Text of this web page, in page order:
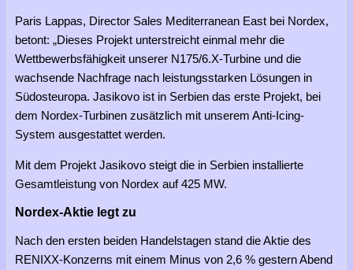
Paris Lappas, Director Sales Mediterranean East bei Nordex,
betont: „Dieses Projekt unterstreicht einmal mehr die
Wettbewerbsfähigkeit unserer N175/6.X-Turbine und die
wachsende Nachfrage nach leistungsstarken Lösungen in
Südosteuropa. Jasikovo ist in Serbien das erste Projekt, bei
dem Nordex-Turbinen zusätzlich mit unserem Anti-Icing-
System ausgestattet werden.
Mit dem Projekt Jasikovo steigt die in Serbien installierte
Gesamtleistung von Nordex auf 425 MW.
Nordex-Aktie legt zu
Nach den ersten beiden Handelstagen stand die Aktie des
RENIXX-Konzerns mit einem Minus von 2,6 % gestern Abend